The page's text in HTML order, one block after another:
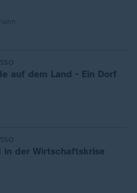
auf dem Land - Ein Dorf
in der Wirtschaftskrise